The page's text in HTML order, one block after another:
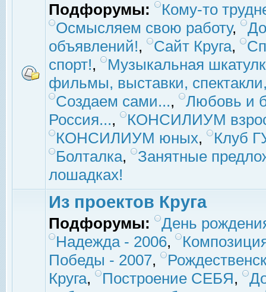
Подфорумы:
Кому-то
Осмысляем свою работу,
объявлений!, Сайт Круга,
спорт!,
Музыкальная
фильмы, выставки,
Создаем сами...,
Любовь и
Россия...,
КОНСИЛИУМ
КОНСИЛИУМ юных,
Клуб
Болталка,
Занятные
лошадках!
Из проектов Круга
Подфорумы:
День
Надежда - 2006,
Победы - 2007,
Круга, Построение СЕБЯ,